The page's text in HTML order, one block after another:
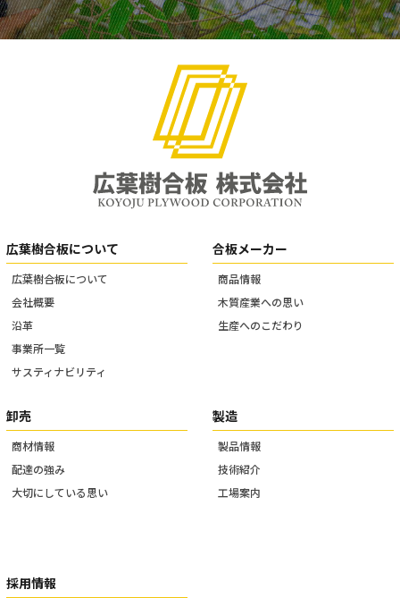
広葉樹合板について
広葉樹合板について
会社概要
沿革
事業所一覧
サスティナビリティ
合板メーカー
商品情報
木質産業への思い
生産へのこだわり
卸売
商材情報
配達の強み
大切にしている思い
製造
製品情報
技術紹介
工場案内
採用情報